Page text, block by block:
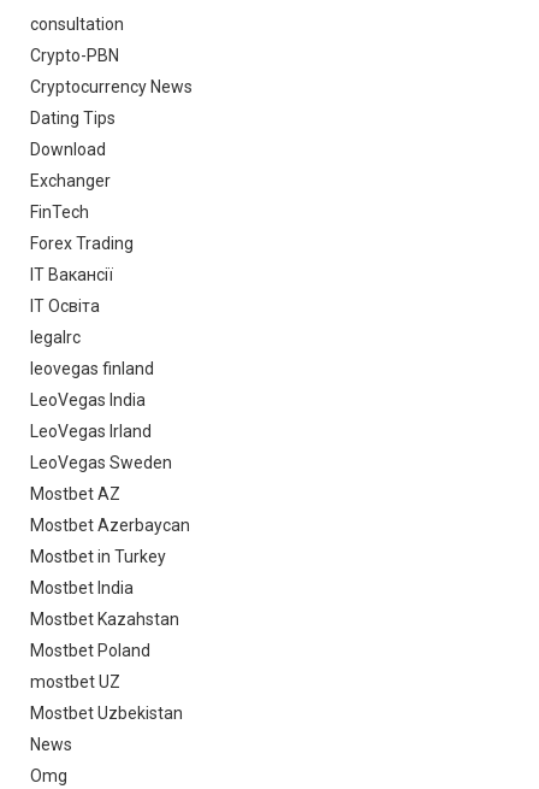
consultation
Crypto-PBN
Cryptocurrency News
Dating Tips
Download
Exchanger
FinTech
Forex Trading
IT Вакансії
IT Освіта
legalrc
leovegas finland
LeoVegas India
LeoVegas Irland
LeoVegas Sweden
Mostbet AZ
Mostbet Azerbaycan
Mostbet in Turkey
Mostbet India
Mostbet Kazahstan
Mostbet Poland
mostbet UZ
Mostbet Uzbekistan
News
Omg